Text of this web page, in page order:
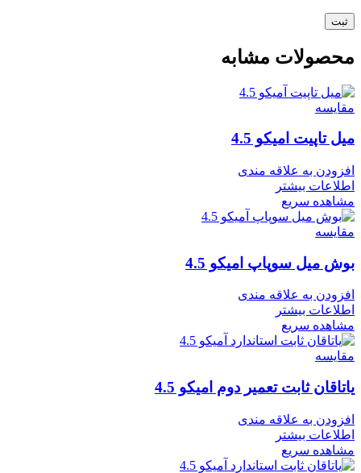
محصولات مشابه
مقایسه
میل تاپیت امیکو 4.5
افزودن به علاقه مندی
اطلاعات بیشتر
مشاهده سریع
مقایسه
بوش میل سوپاپ امیکو 4.5
افزودن به علاقه مندی
اطلاعات بیشتر
مشاهده سریع
مقایسه
یاتاقان ثابت تعمیر دوم امیکو 4.5
افزودن به علاقه مندی
اطلاعات بیشتر
مشاهده سریع